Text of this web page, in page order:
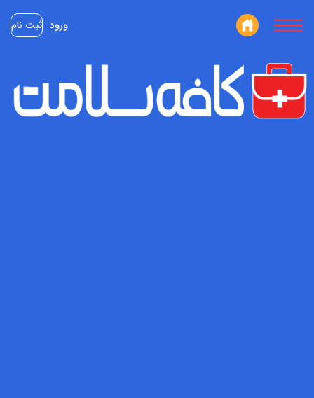
ورود ثبت نام